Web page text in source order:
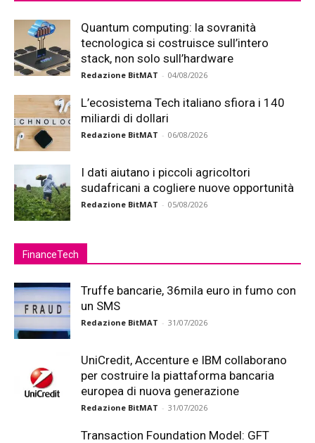
Quantum computing: la sovranità
tecnologica si costruisce sull’intero
stack, non solo sull’hardware
Redazione BitMAT - 04/08/2026
L’ecosistema Tech italiano sfiora i 140
miliardi di dollari
Redazione BitMAT - 06/08/2026
I dati aiutano i piccoli agricoltori
sudafricani a cogliere nuove opportunità
Redazione BitMAT - 05/08/2026
FinanceTech
Truffe bancarie, 36mila euro in fumo con
un SMS
Redazione BitMAT - 31/07/2026
UniCredit, Accenture e IBM collaborano
per costruire la piattaforma bancaria
europea di nuova generazione
Redazione BitMAT - 31/07/2026
Transaction Foundation Model: GFT